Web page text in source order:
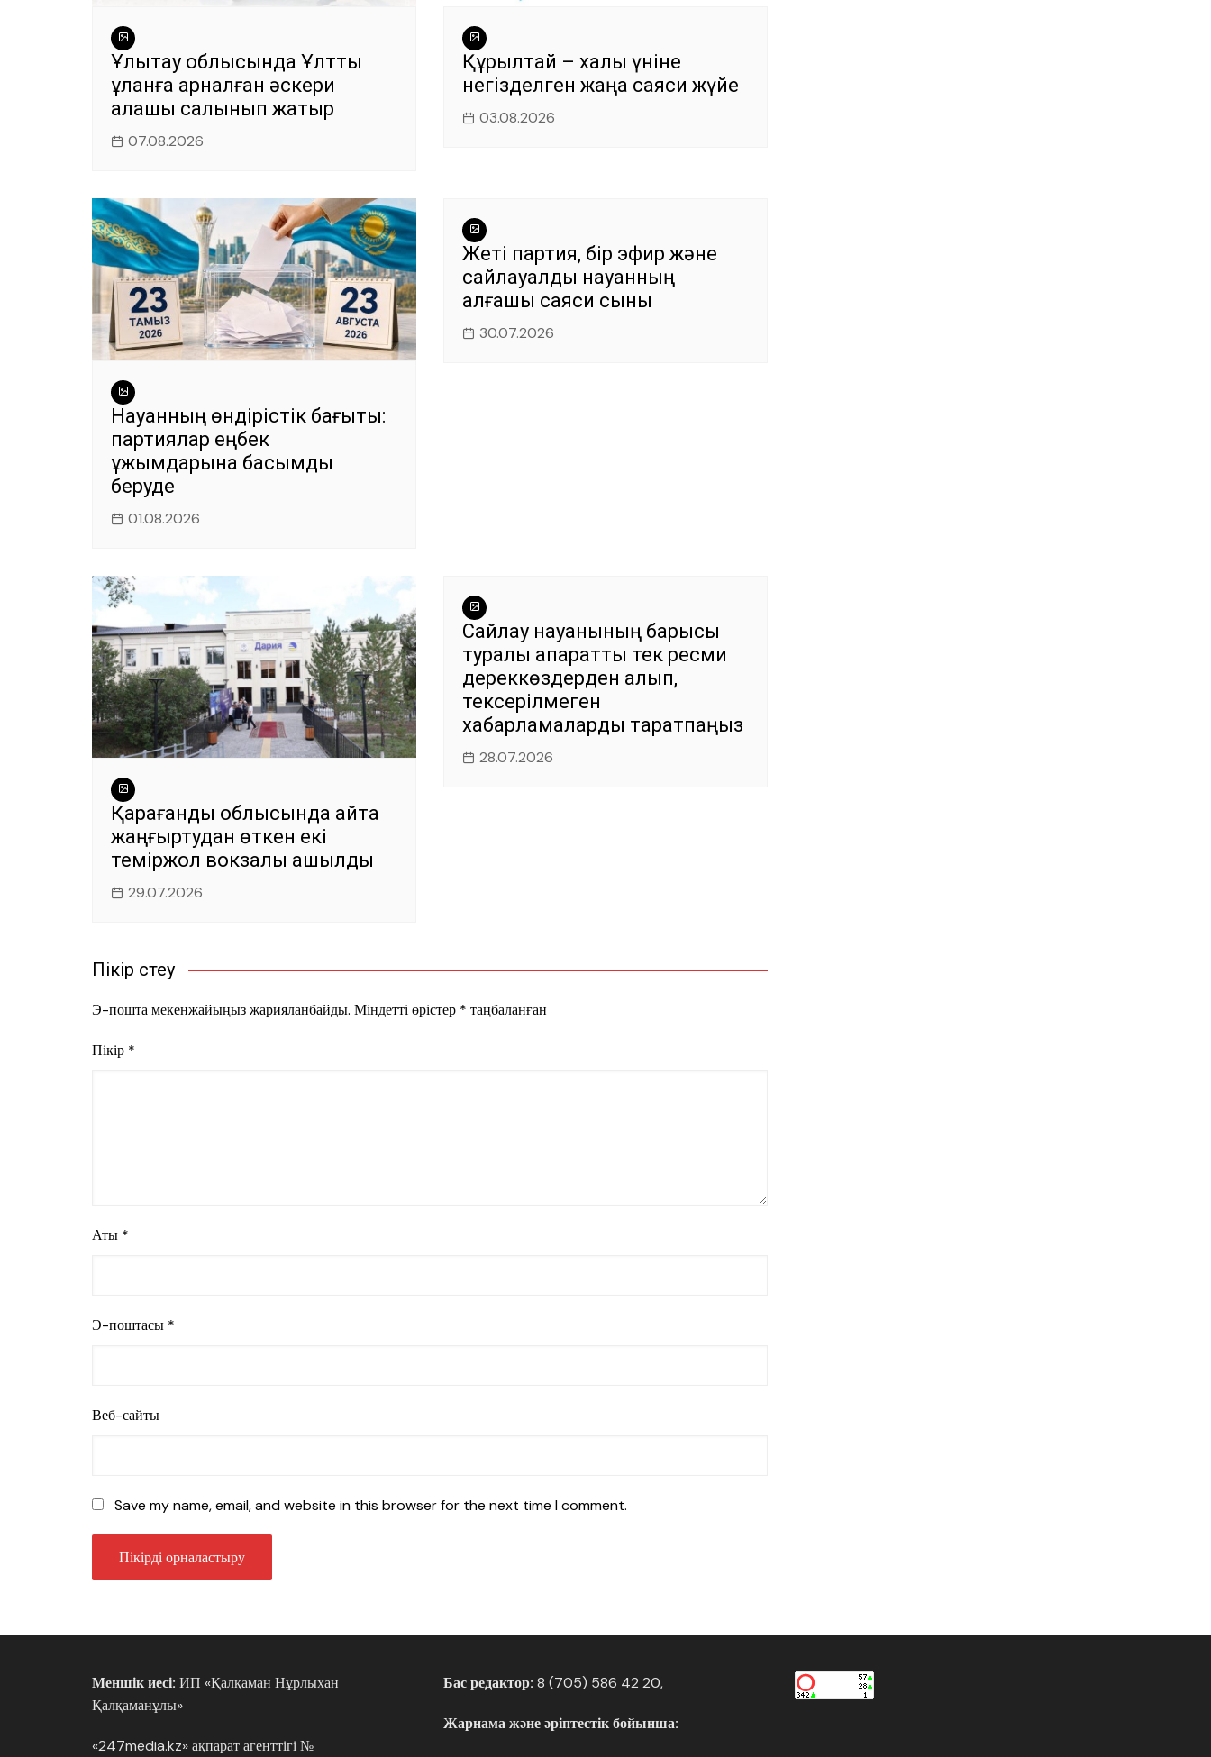
Ұлытау облысында Ұлттық
ұланға арналған әскери
қалашық салынып жатыр
07.08.2026
Құрылтай – халық үніне
негізделген жаңа саяси жүйе
03.08.2026
Науқанның өндірістік бағыты:
партиялар еңбек
ұжымдарына басымдық
беруде
01.08.2026
Жеті партия, бір эфир және
сайлауалды науқанның
алғашқы саяси сыны
30.07.2026
Қарағанды облысында қайта
жаңғыртудан өткен екі
теміржол вокзалы ашылды
29.07.2026
Сайлау науқанының барысы
туралы ақпаратты тек ресми
дереккөздерден алып,
тексерілмеген
хабарламаларды таратпаңыз
28.07.2026
Пікір үстеу
Э-пошта мекенжайыңыз жарияланбайды. Міндетті өрістер * таңбаланған
Пікір *
Аты *
Э-поштасы *
Веб-сайты
Save my name, email, and website in this browser for the next time I comment.
Меншік иесі: ИП «Қалқаман Нұрлыхан
Қалқаманұлы»
«247media.kz» ақпарат агенттігі №
Бас редактор: 8 (705) 586 42 20,
Жарнама және әріптестік бойынша: